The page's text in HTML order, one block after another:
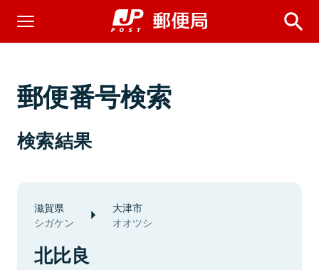
郵便番号検索
検索結果
滋賀県
シガケン
大津市
オオツシ
北比良